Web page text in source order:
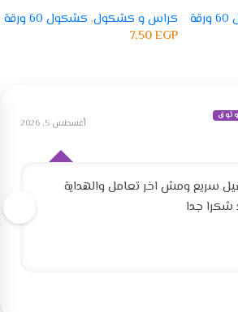
كراس و كشكول, كشكول 60 ورقة
7,50EGP
أغسطس 5, 2026
سريع ومش اخر تعامل والهداية
شكرا جدا